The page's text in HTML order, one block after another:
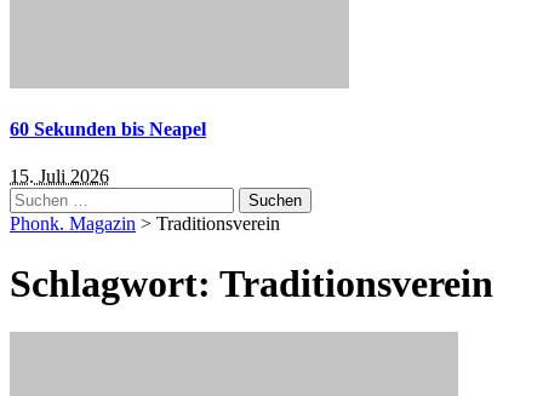
60 Sekunden bis Neapel
15. Juli 2026
Suchen
nach:
Phonk. Magazin > Traditionsverein
Schlagwort: Traditionsverein